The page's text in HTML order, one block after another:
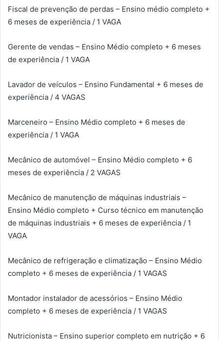
Fiscal de prevenção de perdas – Ensino médio completo +
6 meses de experiência / 1 VAGA
Gerente de vendas – Ensino Médio completo + 6 meses
de experiência / 1 VAGA
Lavador de veículos – Ensino Fundamental + 6 meses de
experiência / 4 VAGAS
Marceneiro – Ensino Médio completo + 6 meses de
experiência / 1 VAGA
Mecânico de automóvel – Ensino Médio completo + 6
meses de experiência / 2 VAGAS
Mecânico de manutenção de máquinas industriais –
Ensino Médio completo + Curso técnico em manutenção
de máquinas industriais + 6 meses de experiência / 1
VAGA
Mecânico de refrigeração e climatização – Ensino Médio
completo + 6 meses de experiência / 1 VAGAS
Montador instalador de acessórios – Ensino Médio
completo + 6 meses de experiência / 1 VAGAS
Nutricionista – Ensino superior completo em nutrição + 6